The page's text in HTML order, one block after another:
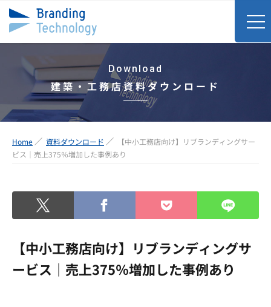
Download
建築・工務店資料ダウンロード
Home 資料ダウンロード
【中小工務店向け】リブランディングサー
ビス｜売上375％増加した事例あり
【中小工務店向け】リブランディングサ
ービス｜売上375％増加した事例あり